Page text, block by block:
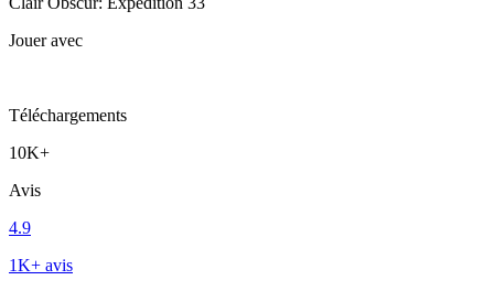
Jouer avec
Téléchargements
10K+
Avis
4.9
1K+ avis